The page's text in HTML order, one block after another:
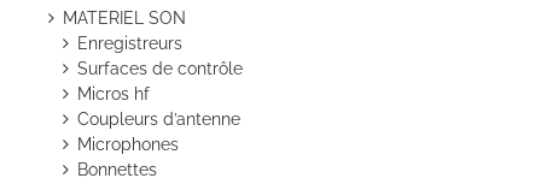
MATERIEL SON
Enregistreurs
Surfaces de contrôle
Micros hf
Coupleurs d’antenne
Microphones
Bonnettes